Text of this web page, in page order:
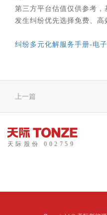
第三方平台估值仅供参考
发生纠纷优先选择免费、
纠纷多元化解服务手册-电
上一篇